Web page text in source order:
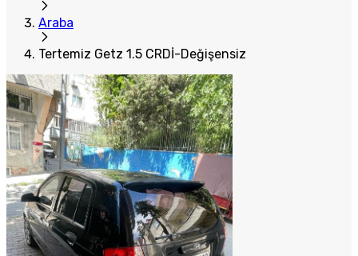
Araba
Tertemiz Getz 1.5 CRDİ-Değişensiz